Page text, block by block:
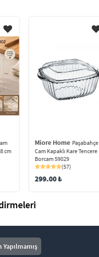
cm
Miore Home Paşabahçe
Cam Kapaklı Kare Tencere
Borcam 59029
(57)
299.00 ₺
Yapılmamış